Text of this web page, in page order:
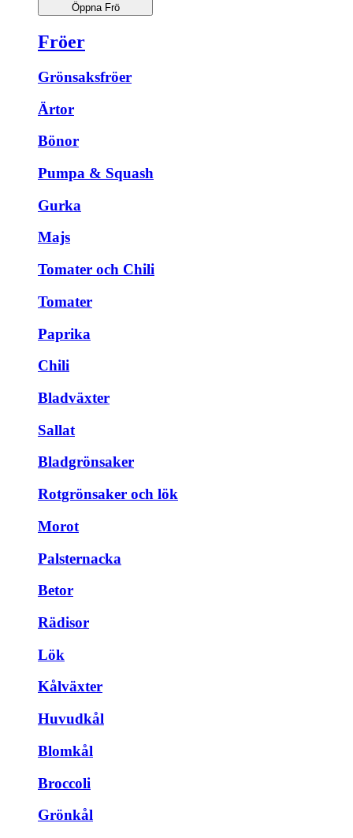
Öppna Frö
Fröer
Grönsaksfröer
Ärtor
Bönor
Pumpa & Squash
Gurka
Majs
Tomater och Chili
Tomater
Paprika
Chili
Bladväxter
Sallat
Bladgrönsaker
Rotgrönsaker och lök
Morot
Palsternacka
Betor
Rädisor
Lök
Kålväxter
Huvudkål
Blomkål
Broccoli
Grönkål